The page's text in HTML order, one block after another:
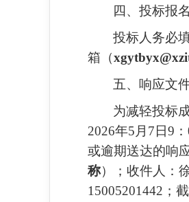
四、投标报
投标人务必
箱（
五、响应文
为减轻投标
2026年5月7日9
或逾期送达的响
称）；收件人：
15005201442；